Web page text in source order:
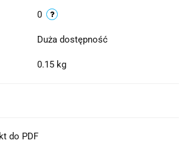
0
Duża dostępność
0.15 kg
do PDF